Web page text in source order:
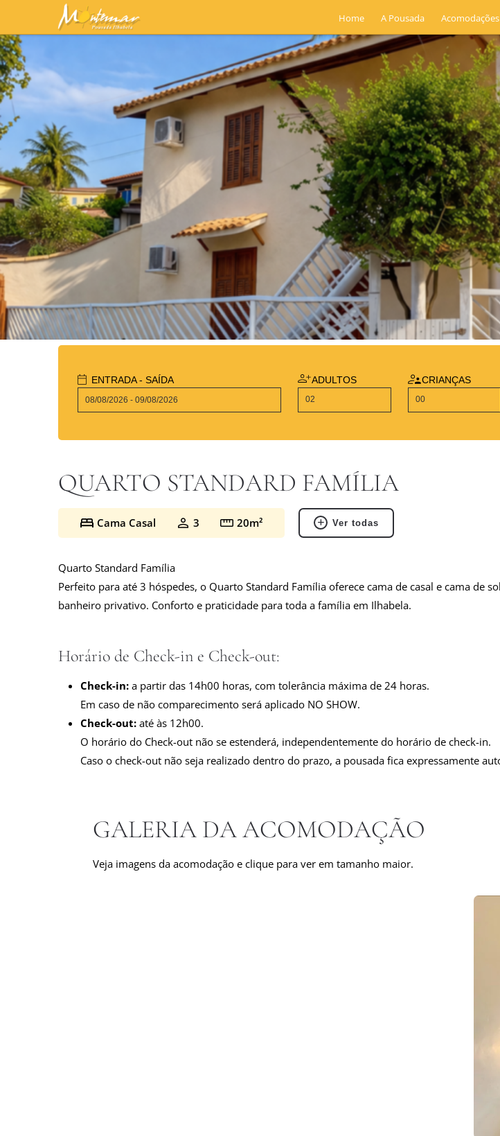
Home A Pousada Acomodações
ENTRADA - SAÍDA ADULTOS CRIANÇAS
QUARTO STANDARD FAMÍLIA
Cama Casal 3 20m² Ver todas
Quarto Standard Família
Perfeito para até 3 hóspedes, o Quarto Standard Família oferece cama de casal e cama de
banheiro privativo. Conforto e praticidade para toda a família em Ilhabela.
Horário de Check-in e Check-out:
Check-in: a partir das 14h00 horas, com tolerância máxima de 24 horas.
Em caso de não comparecimento será aplicado NO SHOW.
Check-out: até às 12h00.
O horário do Check-out não se estenderá, independentemente do horário de check-in.
Caso o check-out não seja realizado dentro do prazo, a pousada fica expressamente
GALERIA DA ACOMODAÇÃO
Veja imagens da acomodação e clique para ver em tamanho maior.